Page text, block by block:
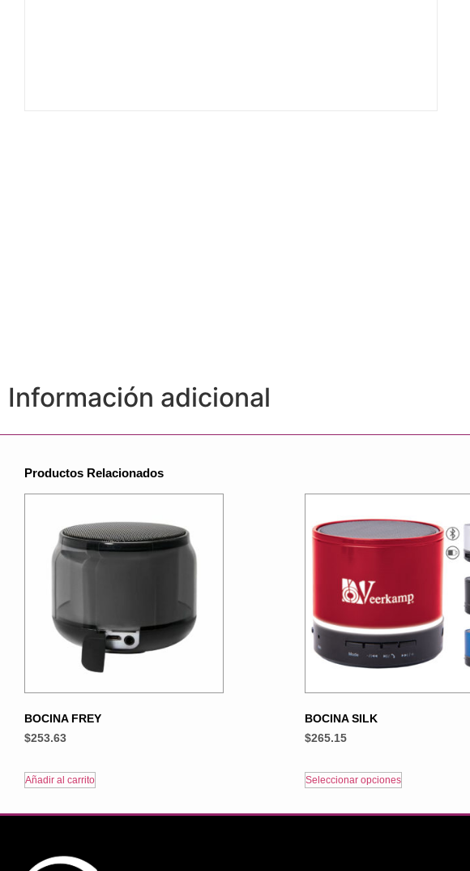
Información adicional
Productos Relacionados
BOCINA FREY
$253.63
Añadir al carrito
BOCINA SILK
$265.15
Seleccionar opciones